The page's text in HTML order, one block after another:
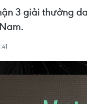
3 giải thưởng